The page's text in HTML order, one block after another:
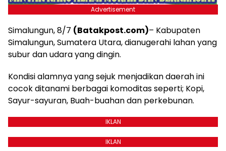
Advertisement
Simalungun, 8/7 (Batakpost.com)– Kabupaten
Simalungun, Sumatera Utara, dianugerahi lahan yang
subur dan udara yang dingin.
Kondisi alamnya yang sejuk menjadikan daerah ini
cocok ditanami berbagai komoditas seperti; Kopi,
Sayur-sayuran, Buah-buahan dan perkebunan.
IKLAN
IKLAN